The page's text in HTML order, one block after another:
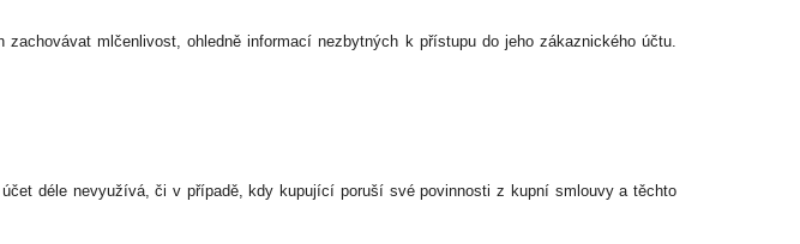
mlčenlivost, ohledně informací nezbytných k přístupu do jeho zákaznického účtu.
déle nevyužívá, či v případě, kdy kupující poruší své povinnosti z kupní smlouvy a těchto